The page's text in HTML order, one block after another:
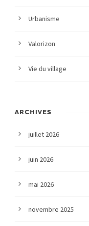
Urbanisme
Valorizon
Vie du village
ARCHIVES
juillet 2026
juin 2026
mai 2026
novembre 2025